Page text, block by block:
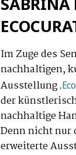
Im Zuge des
nachhaltigen,
Ausstellung
der
nachhaltige
Denn nicht nur
erweiterte